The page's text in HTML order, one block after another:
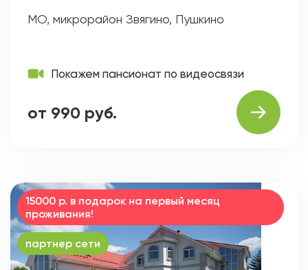
МО, микрорайон Звягино, Пушкино
Покажем пансионат по видеосвязи
от 990 руб.
15000 р. в подарок на первый месяц
проживания!
партнер сети